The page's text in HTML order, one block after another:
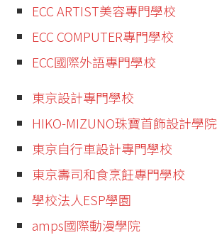
ECC ARTIST美容專門學校
ECC COMPUTER專門學校
ECC國際外語專門學校
東京設計專門學校
HIKO-MIZUNO珠寶首飾設計學院
東京自行車設計專門學校
東京壽司和食烹飪專門學校
學校法人ESP學園
amps國際動漫學院